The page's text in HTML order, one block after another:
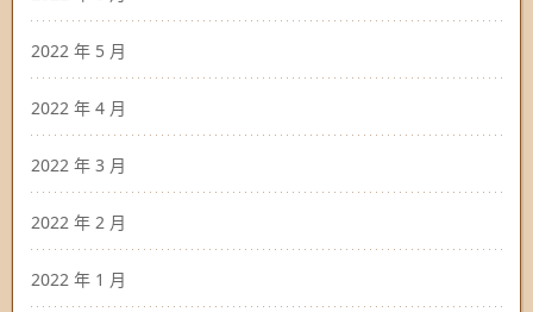
2022 年 5 月
2022 年 4 月
2022 年 3 月
2022 年 2 月
2022 年 1 月